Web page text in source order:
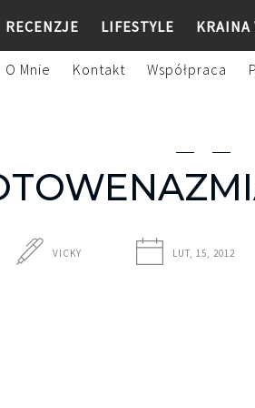
RECENZJE LIFESTYLE KRAINA
O Mnie Kontakt Współpraca
VICKY LUT, 15, 2012